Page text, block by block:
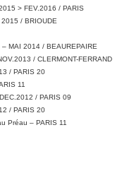
> FEV.2016 / PARIS
/ BRIOUDE
MAI 2014 / BEAUREPAIRE
/ CLERMONT-FERRAND
/ PARIS 20
11
/ PARIS 09
/ PARIS 20
Préau – PARIS 11